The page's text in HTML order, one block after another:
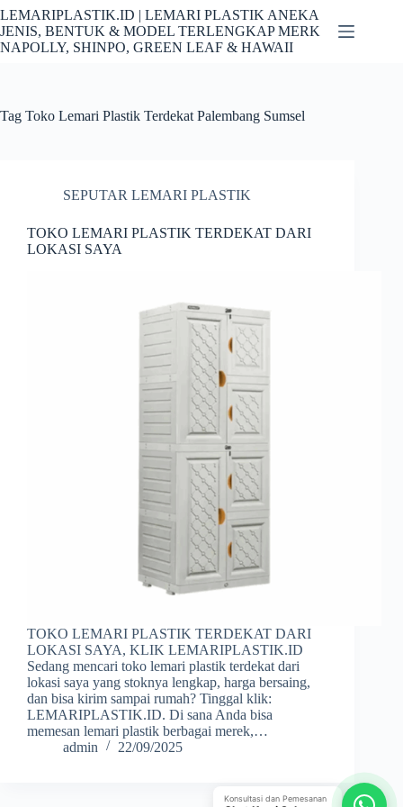
Skip
to
content
LEMARIPLASTIK.ID | LEMARI PLASTIK ANEKA
JENIS, BENTUK & MODEL TERLENGKAP MERK
NAPOLLY, SHINPO, GREEN LEAF & HAWAII
Tag Toko Lemari Plastik Terdekat Palembang Sumsel
SEPUTAR LEMARI PLASTIK
TOKO LEMARI PLASTIK TERDEKAT DARI
LOKASI SAYA
TOKO LEMARI PLASTIK TERDEKAT DARI
LOKASI SAYA, KLIK LEMARIPLASTIK.ID
Sedang mencari toko lemari plastik terdekat dari
lokasi saya yang stoknya lengkap, harga bersaing,
dan bisa kirim sampai rumah? Tinggal klik:
LEMARIPLASTIK.ID. Di sana Anda bisa
memesan lemari plastik berbagai merek,…
admin
22/09/2025
Konsultasi dan Pemesanan